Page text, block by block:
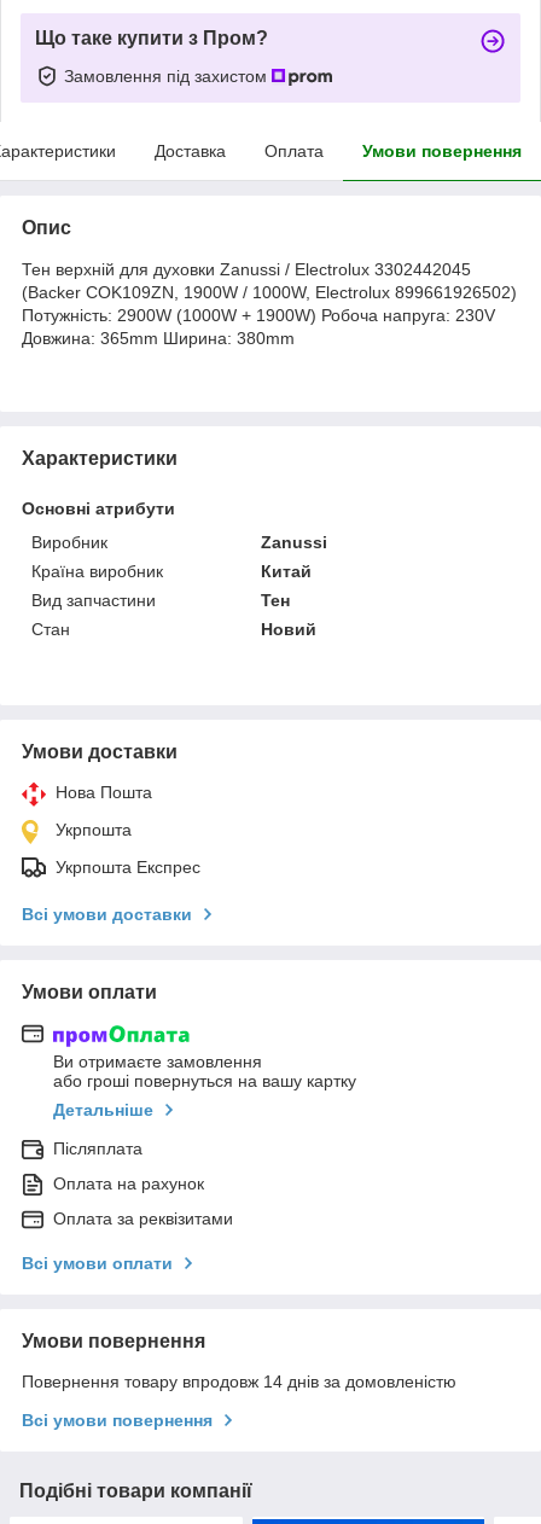
Що таке купити з Пром?
Замовлення під захистом
Доставка Оплата Умови повернення
Опис
Тен верхній для духовки Zanussi / Electrolux 3302442045
(Backer COK109ZN, 1900W / 1000W, Electrolux 899661926502)
Потужність: 2900W (1000W + 1900W) Робоча напруга: 230V
Довжина: 365mm Ширина: 380mm
Характеристики
Основні атрибути
Виробник
Zanussi
Країна виробник
Китай
Вид запчастини
Тен
Стан
Новий
Умови доставки
Нова Пошта
Укрпошта
Укрпошта Експрес
Всі умови доставки
Умови оплати
Ви отримаєте замовлення
або гроші повернуться на вашу картку
Детальніше
Післяплата
Оплата на рахунок
Оплата за реквізитами
Всі умови оплати
Умови повернення
Повернення товару впродовж 14 днів за домовленістю
Всі умови повернення
Подібні товари компанії